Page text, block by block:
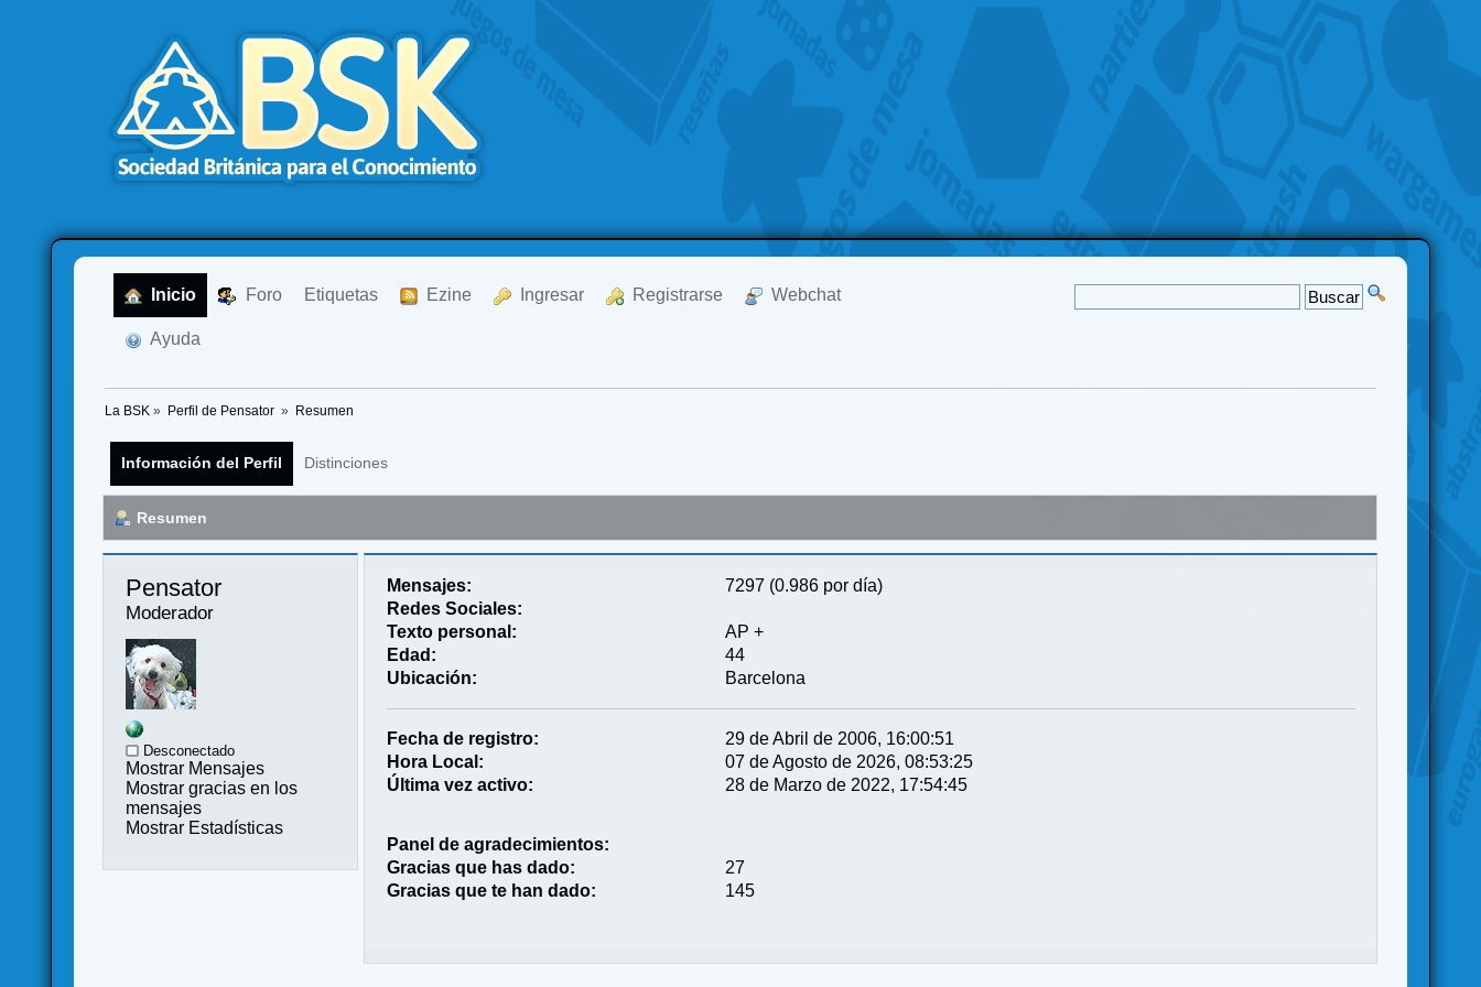
Inicio Foro Etiquetas Ezine Ingresar Registrarse Webchat
Ayuda
La BSK » Perfil de Pensator » Resumen
Información del Perfil Distinciones
Resumen
Pensator
Moderador
Desconectado
Mostrar Mensajes
Mostrar gracias en los
mensajes
Mostrar Estadísticas
Mensajes:
7297 (0.986 por día)
Redes Sociales:
Texto personal:
AP +
Edad:
44
Ubicación:
Barcelona
Fecha de registro:
29 de Abril de 2006, 16:00:51
Hora Local:
07 de Agosto de 2026, 08:53:25
Última vez activo:
28 de Marzo de 2022, 17:54:45
Panel de agradecimientos:
Gracias que has dado:
27
Gracias que te han dado:
145